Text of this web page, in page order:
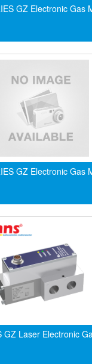
GZ Electronic Gas
GZ Electronic Gas
GZ Laser Electronic